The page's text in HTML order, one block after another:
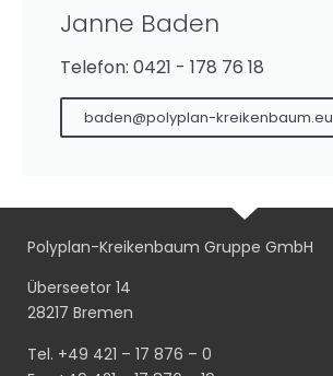
Janne Baden
Telefon: 0421 - 178 76 18
baden@polyplan-kreikenbaum.eu
Polyplan-Kreikenbaum Gruppe GmbH
Überseetor 14
28217 Bremen
Tel. +49 421 – 17 876 – 0